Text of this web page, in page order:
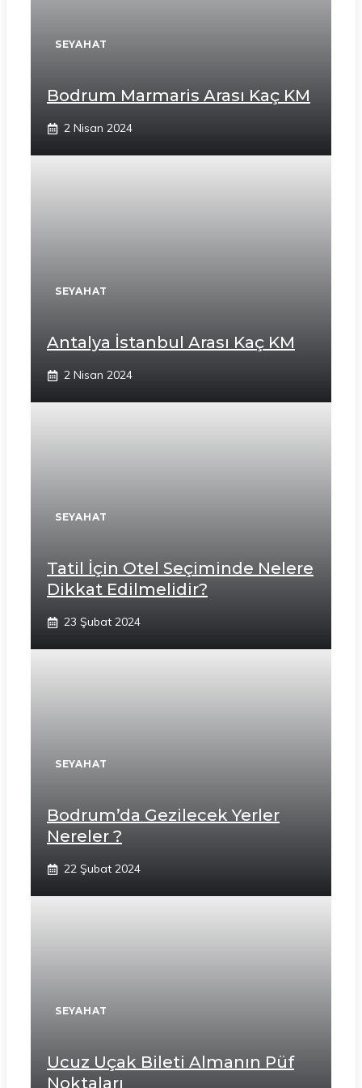
SEYAHAT
Bodrum Marmaris Arası Kaç KM
2 Nisan 2024
SEYAHAT
Antalya İstanbul Arası Kaç KM
2 Nisan 2024
SEYAHAT
Tatil İçin Otel Seçiminde Nelere
Dikkat Edilmelidir?
23 Şubat 2024
SEYAHAT
Bodrum’da Gezilecek Yerler
Nereler ?
22 Şubat 2024
SEYAHAT
Ucuz Uçak Bileti Almanın Püf
Noktaları